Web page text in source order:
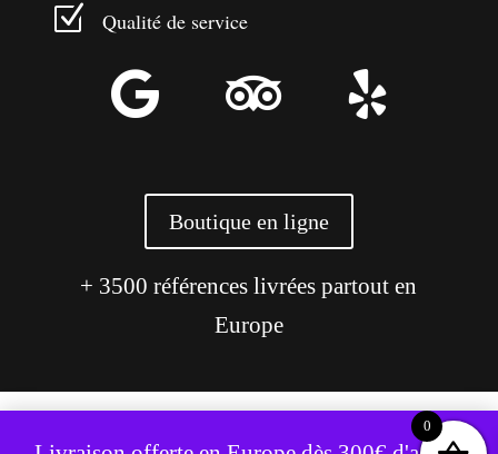
Z Qualité de service
  
Boutique en ligne
+ 3500 références livrées partout en
Europe
Ce site utilise des cookies pour améliorer votre expérience.
0